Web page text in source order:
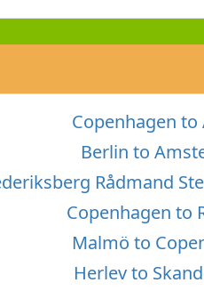
Copenhagen to
Berlin to
Rådmand
Copenhagen to
Malmö to
Herlev to